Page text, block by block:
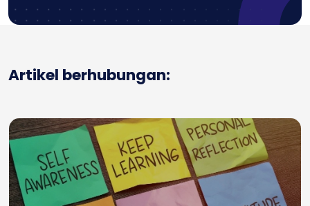
Artikel berhubungan: